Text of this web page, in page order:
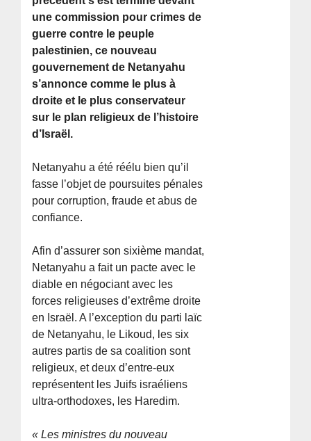
une commission pour crimes de
guerre contre le peuple
palestinien, ce nouveau
gouvernement de Netanyahu
s’annonce comme le plus à
droite et le plus conservateur
sur le plan religieux de l’histoire
d’Israël.
Netanyahu a été réélu bien qu’il
fasse l’objet de poursuites pénales
pour corruption, fraude et abus de
confiance.
Afin d’assurer son sixième mandat,
Netanyahu a fait un pacte avec le
diable en négociant avec les
forces religieuses d’extrême droite
en Israël. A l’exception du parti laïc
de Netanyahu, le Likoud, les six
autres partis de sa coalition sont
religieux, et deux d’entre-eux
représentent les Juifs israéliens
ultra-orthodoxes, les Haredim.
« Les ministres du nouveau